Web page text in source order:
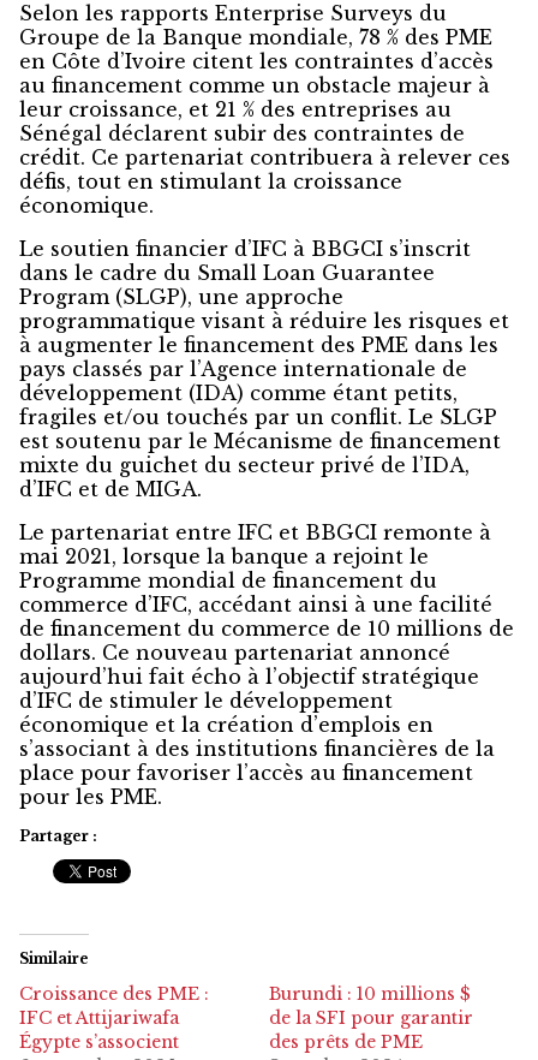
Selon les rapports Enterprise Surveys du
Groupe de la Banque mondiale, 78 % des PME
en Côte d’Ivoire citent les contraintes d’accès
au financement comme un obstacle majeur à
leur croissance, et 21 % des entreprises au
Sénégal déclarent subir des contraintes de
crédit. Ce partenariat contribuera à relever ces
défis, tout en stimulant la croissance
économique.
Le soutien financier d’IFC à BBGCI s’inscrit
dans le cadre du Small Loan Guarantee
Program (SLGP), une approche
programmatique visant à réduire les risques et
à augmenter le financement des PME dans les
pays classés par l’Agence internationale de
développement (IDA) comme étant petits,
fragiles et/ou touchés par un conflit. Le SLGP
est soutenu par le Mécanisme de financement
mixte du guichet du secteur privé de l’IDA,
d’IFC et de MIGA.
Le partenariat entre IFC et BBGCI remonte à
mai 2021, lorsque la banque a rejoint le
Programme mondial de financement du
commerce d’IFC, accédant ainsi à une facilité
de financement du commerce de 10 millions de
dollars. Ce nouveau partenariat annoncé
aujourd’hui fait écho à l’objectif stratégique
d’IFC de stimuler le développement
économique et la création d’emplois en
s’associant à des institutions financières de la
place pour favoriser l’accès au financement
pour les PME.
Partager :
Similaire
Croissance des PME :
IFC et Attijariwafa
Égypte s’associent
Burundi : 10 millions $
de la SFI pour garantir
des prêts de PME